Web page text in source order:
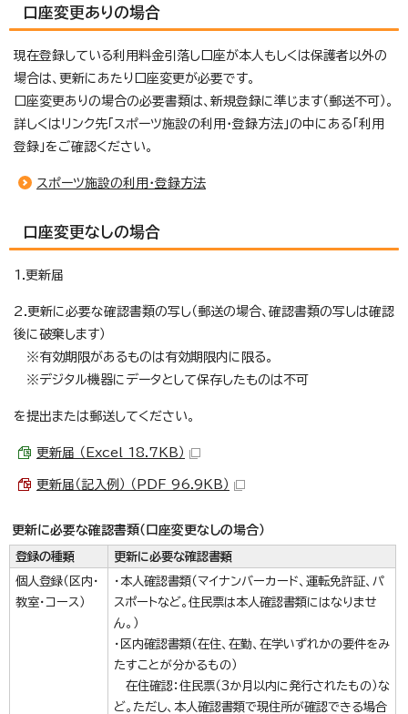
口座変更ありの場合
現在登録している利用料金引落し口座が本人もしくは保護者以外の
場合は、更新にあたり口座変更が必要です。
口座変更ありの場合の必要書類は、新規登録に準じます（郵送不可）。
詳しくはリンク先「スポーツ施設の利用・登録方法」の中にある「利用
登録」をご確認ください。
スポーツ施設の利用・登録方法
口座変更なしの場合
1.更新届
2.更新に必要な確認書類の写し（郵送の場合、確認書類の写しは確認
後に破棄します）
※有効期限があるものは有効期限内に限る。
※デジタル機器にデータとして保存したものは不可
を提出または郵送してください。
更新届 （Excel 18.7KB）
更新届（記入例） （PDF 96.9KB）
更新に必要な確認書類（口座変更なしの場合）
登録の種類
更新に必要な確認書類
個人登録（区内・
教室・コース）
・本人確認書類（マイナンバーカード、運転免許証、パ
スポートなど。住民票は本人確認書類にはなりませ
ん。）
・区内確認書類（在住、在勤、在学いずれかの要件をみ
たすことが分かるもの）
在住確認：住民票（3か月以内に発行されたもの）な
ど。ただし、本人確認書類で現住所が確認できる場合